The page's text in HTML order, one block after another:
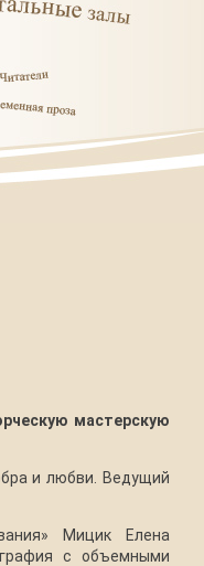
мастерскую
и любви. Ведущий
Мицик Елена
с объемными